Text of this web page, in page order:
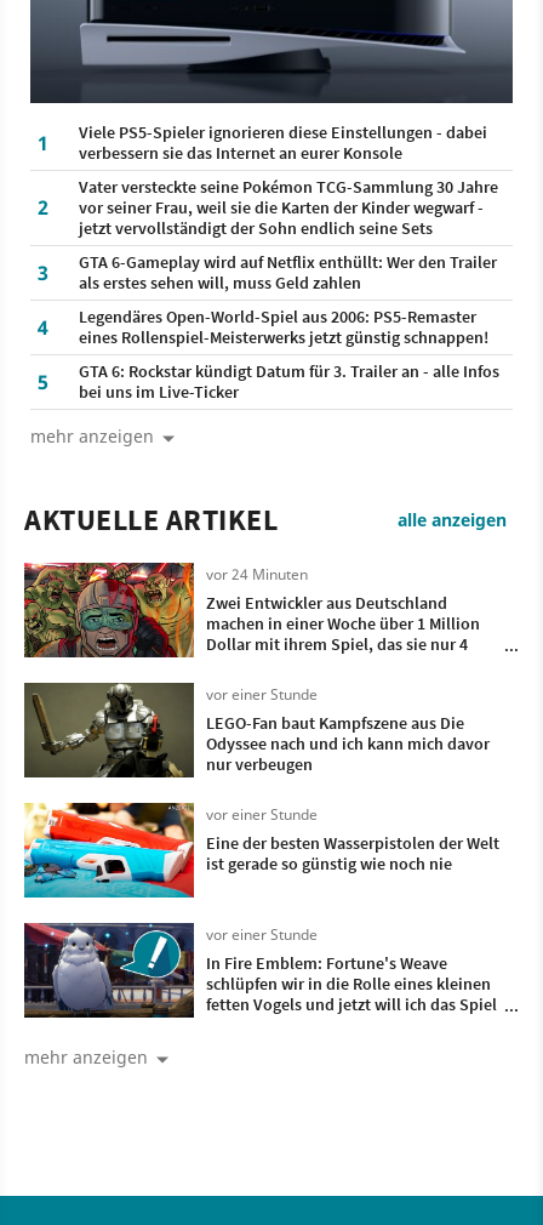
1
Viele PS5-Spieler ignorieren diese Einstellungen - dabei
verbessern sie das Internet an eurer Konsole
2
Vater versteckte seine Pokémon TCG-Sammlung 30 Jahre
vor seiner Frau, weil sie die Karten der Kinder wegwarf -
jetzt vervollständigt der Sohn endlich seine Sets
3
GTA 6-Gameplay wird auf Netflix enthüllt: Wer den Trailer
als erstes sehen will, muss Geld zahlen
4
Legendäres Open-World-Spiel aus 2006: PS5-Remaster
eines Rollenspiel-Meisterwerks jetzt günstig schnappen!
5
GTA 6: Rockstar kündigt Datum für 3. Trailer an - alle Infos
bei uns im Live-Ticker
mehr anzeigen
AKTUELLE ARTIKEL alle anzeigen
vor 24 Minuten
Zwei Entwickler aus Deutschland
machen in einer Woche über 1 Million
Dollar mit ihrem Spiel, das sie nur 4
vor einer Stunde
LEGO-Fan baut Kampfszene aus Die
Odyssee nach und ich kann mich davor
nur verbeugen
vor einer Stunde
Eine der besten Wasserpistolen der Welt
ist gerade so günstig wie noch nie
vor einer Stunde
In Fire Emblem: Fortune's Weave
schlüpfen wir in die Rolle eines kleinen
fetten Vogels und jetzt will ich das Spiel
mehr anzeigen